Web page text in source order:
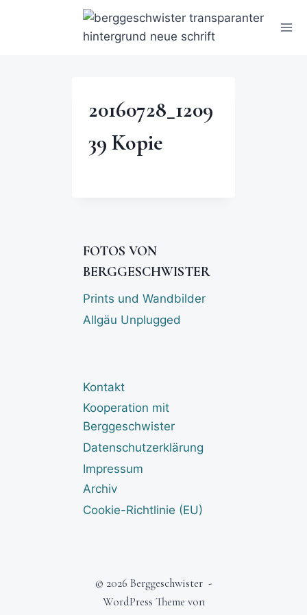
20160728_1209
39 Kopie
FOTOS VON
BERGGESCHWISTER
Prints und Wandbilder
Allgäu Unplugged
Kontakt
Kooperation mit
Berggeschwister
Datenschutzerklärung
Impressum
Archiv
Cookie-Richtlinie (EU)
© 2026 Berggeschwister -
WordPress Theme von